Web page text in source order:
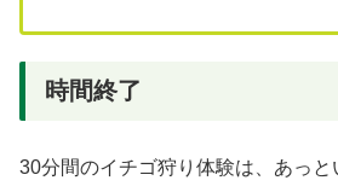
時間終了
30分間のイチゴ狩り体験は、あっと